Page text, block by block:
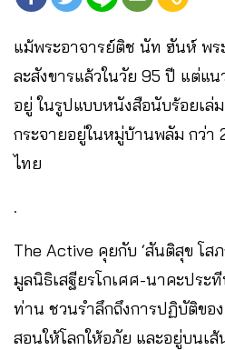
แม้พระอาจารย์ติช นัท ฮันห์ พร
ละสังขารแล้วในวัย 95 ปี แต่แ
อยู่ ในรูปแบบหนังสือนับร้อยเล่
กระจายอยู่ในหมู่บ้านพลัม กว่า
ไทย
.
The Active คุยกับ ‘สันติสุข โส
มูลนิธิเสฐียรโกเศศ-นาคะประ
ท่าน ชวนรำลึกถึงการปฏิบัติขอ
สอนให้โลกให้อภัย และอยู่บนเ